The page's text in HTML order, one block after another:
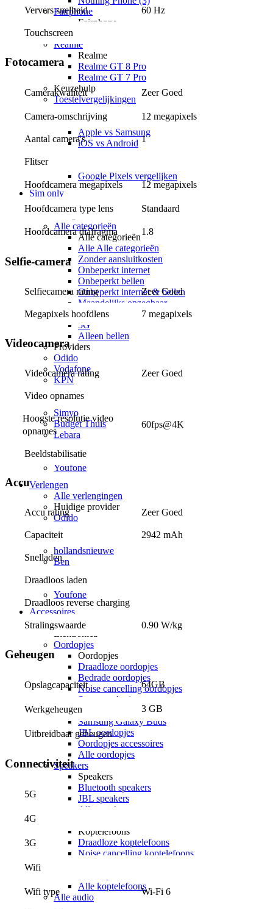
Fairphone
Fairphone
Realme
Realme
Realme GT 8 Pro
Realme GT 7 Pro
Keuzehulp
Toestelvergelijkingen
Alle Toestelvergelijkingen
Apple vs Samsung
iOS vs Android
Google Pixels vergelijken
Sim only
Alle sim only
Categorieën
Alle categorieën
Alle categorieën
Alle Alle categorieën
Zonder aansluitkosten
Onbeperkt internet
Onbeperkt bellen
Onbeperkt internet & bellen
Maandelijks opzegbaar
Data only
5G
Alleen bellen
Providers
Odido
Vodafone
KPN
Ben
Simyo
Budget Thuis
Lebara
50+ Mobiel
Youfone
Verlengen
Alle verlengingen
Huidige provider
Odido
KPN
hollandsnieuwe
Ben
50+ Mobiel
Youfone
Accessoires
Alle accessoires
Oordopjes
Oordopjes
Draadloze oordopjes
Bedrade oordopjes
Noise cancelling oordopjes
Sport oordopjes
Apple Airpods
Samsung Galaxy Buds
JBL oordopjes
Oordopjes accessoires
Alle oordopjes
Speakers
Speakers
Bluetooth speakers
JBL speakers
Alle speakers
Koptelefoons
Draadloze koptelefoons
Noise cancelling koptelefoons
Alle koptelefoons
Alle audio
Ververs snelheid 60 Hz
Touchscreen
Fotocamera
Camerakwaliteit Zeer Goed
Camera-omschrijving 12 megapixels
Aantal camera's 1
Flitser
Hoofdcamera megapixels 12 megapixels
Hoofdcamera type lens Standaard
Hoofdcamera diafragma 1.8
Selfie-camera
Selfiecamera rating Zeer Goed
Megapixels hoofdlens 7 megapixels
Videocamera
Videocamera rating Zeer Goed
Video opnames
Hoogste resolutie video
opnames
60fps@4K
Beeldstabilisatie
Accu
Accu rating Zeer Goed
Capaciteit 2942 mAh
Snelladen
Draadloos laden
Draadloos reverse charging
Stralingswaarde 0.90 W/kg
Geheugen
Opslagcapaciteit 64GB
Werkgeheugen 3 GB
Uitbreidbaar geheugen
Connectiviteit
5G
4G
3G
Wifi
Wifi type Wi-Fi 6